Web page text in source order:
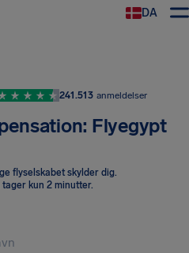
DA
241.513 anmeldelser
Flyegypt
flyselskabet skylder dig.
kun 2 minutter.